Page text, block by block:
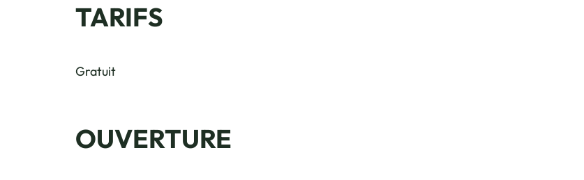
TARIFS
Gratuit
OUVERTURE